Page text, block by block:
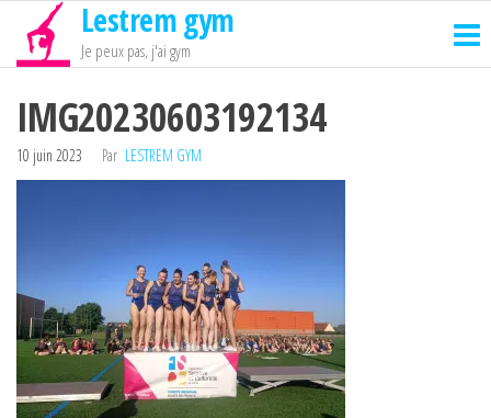
Passer
contenu
Lestrem gym
Je peux pas, j'ai gym
IMG20230603192134
10 juin 2023 Par LESTREM GYM